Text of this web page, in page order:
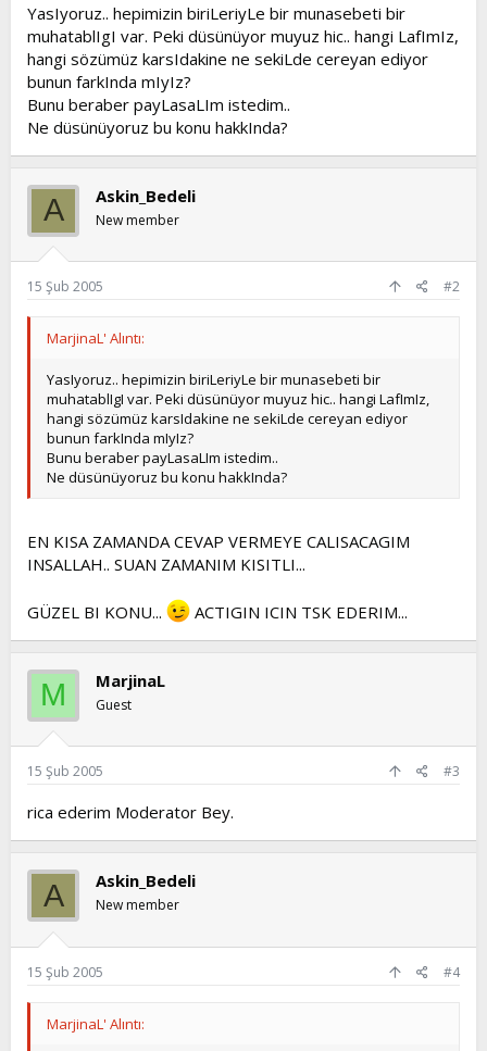
l
a
t
a
n
a
h
i
YasIyoruz.. hepimizin biriLeriyLe bir munasebeti bir
muhatablIgI var. Peki düsünüyor muyuz hic.. hangi LafImIz,
hangi sözümüz karsIdakine ne sekiLde cereyan ediyor
bunun farkInda mIyIz?
Bunu beraber payLasaLIm istedim..
Ne düsünüyoruz bu konu hakkInda?
A Askin_Bedeli
New member
15 Şub 2005 #2
MarjinaL' Alıntı:
YasIyoruz.. hepimizin biriLeriyLe bir munasebeti bir
muhatablIgI var. Peki düsünüyor muyuz hic.. hangi LafImIz,
hangi sözümüz karsIdakine ne sekiLde cereyan ediyor
bunun farkInda mIyIz?
Bunu beraber payLasaLIm istedim..
Ne düsünüyoruz bu konu hakkInda?
EN KISA ZAMANDA CEVAP VERMEYE CALISACAGIM
INSALLAH.. SUAN ZAMANIM KISITLI...
GÜZEL BI KONU... ACTIGIN ICIN TSK EDERIM...
M MarjinaL
Guest
15 Şub 2005 #3
rica ederim Moderator Bey.
A Askin_Bedeli
New member
15 Şub 2005 #4
MarjinaL' Alıntı: